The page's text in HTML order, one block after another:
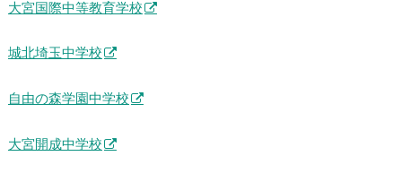
大宮国際中等教育学校
城北埼玉中学校
自由の森学園中学校
大宮開成中学校